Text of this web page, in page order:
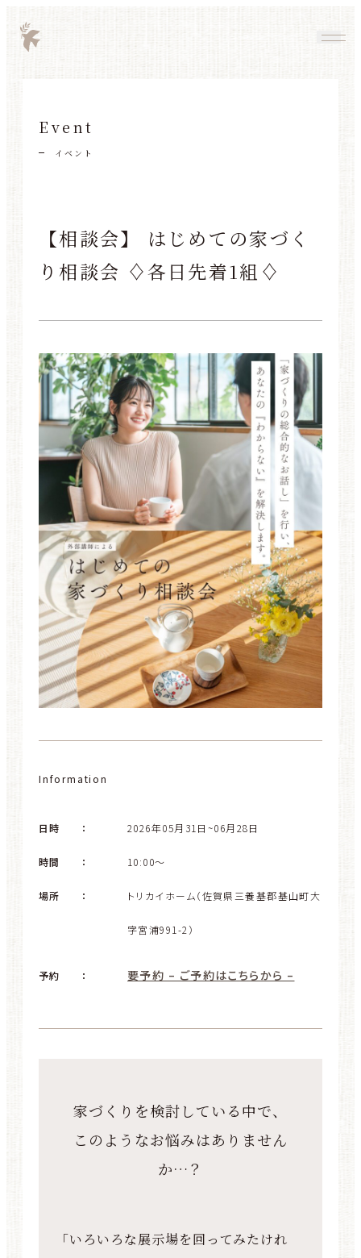
Event
イベント
【相談会】 はじめての家づく
り相談会 ♢各日先着1組♢
Information
日時 ： 2026年05月31日~06月28日
時間 ： 10:00～
場所 ： トリカイホーム（佐賀県三養基郡基山町大
字宮浦991-2）
予約 ： 要予約 – ご予約はこちらから –
家づくりを検討している中で、
このようなお悩みはありません
か…？
「いろいろな展示場を回ってみたけれ